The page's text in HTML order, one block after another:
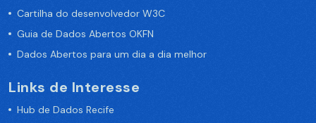
Cartilha do desenvolvedor W3C
Guia de Dados Abertos OKFN
Dados Abertos para um dia a dia melhor
Links de Interesse
Hub de Dados Recife